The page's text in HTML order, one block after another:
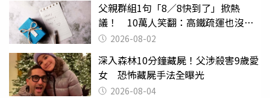
父親群組1句「8／8快到了」掀熱
議！ 10萬人笑翻：高鐵疏運也沒列
父親節
2026-08-02
深入森林10分鐘藏屍！父涉殺害9歲愛
女 恐怖藏屍手法全曝光
2026-08-04